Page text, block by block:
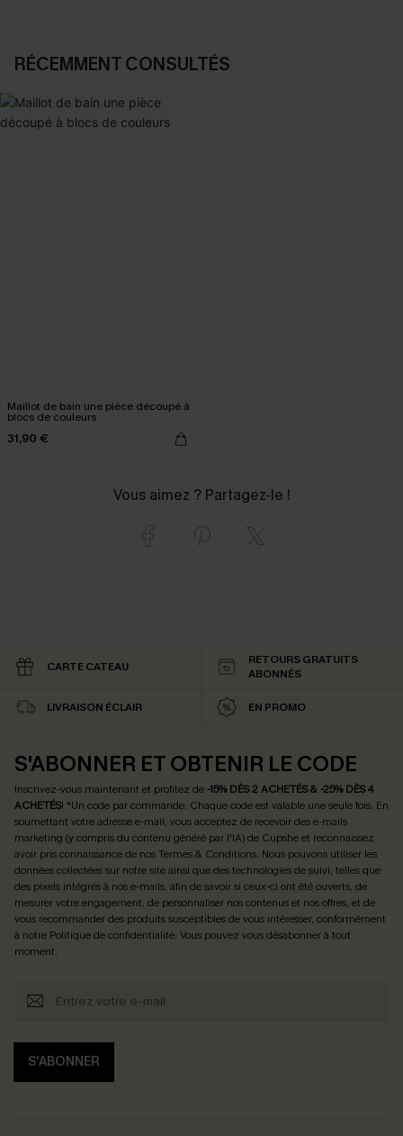
RÉCEMMENT CONSULTÉS
Maillot de bain une pièce découpé à
blocs de couleurs
31,90 €
Vous aimez ? Partagez-le !
CARTE CATEAU
RETOURS GRATUITS
ABONNÉS
LIVRAISON ÉCLAIR EN PROMO
S'ABONNER ET OBTENIR LE CODE
Inscrivez-vous maintenant et profitez de -15% DÈS 2 ACHETÉS & -25% DÈS 4
ACHETÉS! *Un code par commande. Chaque code est valable une seule fois. En
soumettant votre adresse e-mail, vous acceptez de recevoir des e-mails
marketing (y compris du contenu généré par l'IA) de Cupshe et reconnaissez
avoir pris connaissance de nosTermes & Conditions. Nous pouvons utiliser les
données collectées sur notre site ainsi que des technologies de suivi, telles que
des pixels intégrés à nos e-mails, afin de savoir si ceux-ci ont été ouverts, de
mesurer votre engagement, de personnaliser nos contenus et nos offres, et de
vous recommander des produits susceptibles de vous intéresser, conformément
à notre Politique de confidentialité. Vous pouvez vous désabonner à tout
moment.
S'ABONNER